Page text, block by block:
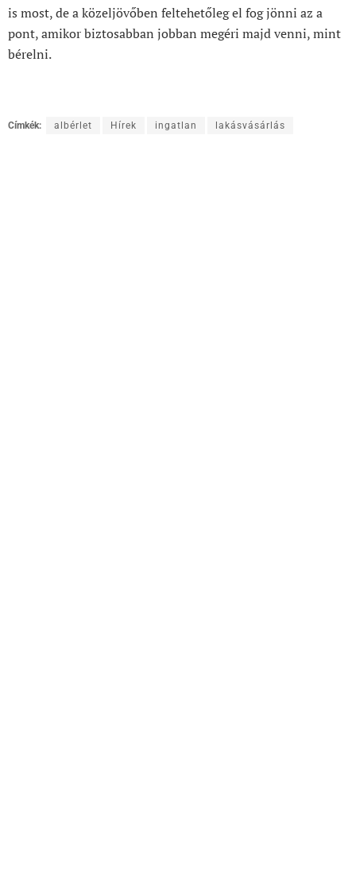
is most, de a közeljövőben feltehetőleg el fog jönni az a
pont, amikor biztosabban jobban megéri majd venni, mint
bérelni.
Címkék: albérlet Hírek ingatlan lakásvásárlás